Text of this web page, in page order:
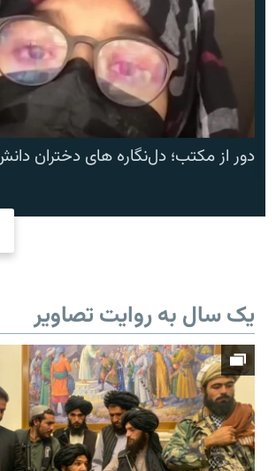
دور از مکتب؛ دل‌نگاره های دختران
یک سال به روایت تصاویر